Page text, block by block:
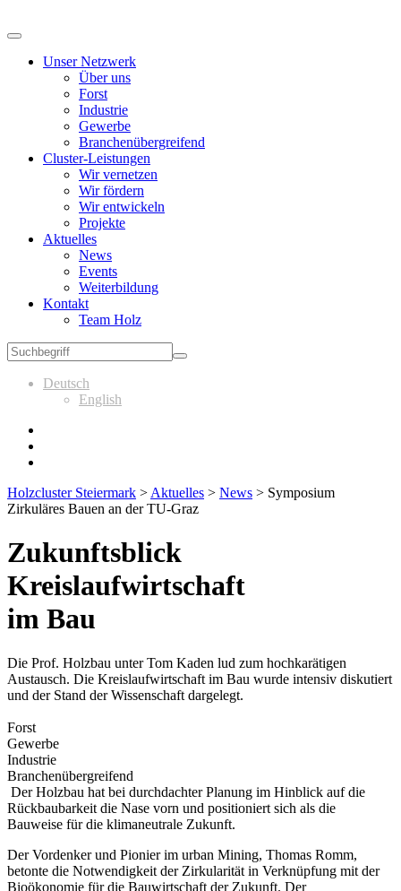
Unser Netzwerk
Über uns
Forst
Industrie
Gewerbe
Branchenübergreifend
Cluster-Leistungen
Wir vernetzen
Wir fördern
Wir entwickeln
Projekte
Aktuelles
News
Events
Weiterbildung
Kontakt
Team Holz
Deutsch
English
Holzcluster Steiermark > Aktuelles > News > Symposium
Zirkuläres Bauen an der TU-Graz
Zukunftsblick
Kreislaufwirtschaft
im Bau
Die Prof. Holzbau unter Tom Kaden lud zum hochkarätigen
Austausch. Die Kreislaufwirtschaft im Bau wurde intensiv diskutiert
und der Stand der Wissenschaft dargelegt.
Forst
Gewerbe
Industrie
Branchenübergreifend
Der Holzbau hat bei durchdachter Planung im Hinblick auf die
Rückbaubarkeit die Nase vorn und positioniert sich als die
Bauweise für die klimaneutrale Zukunft.
Der Vordenker und Pionier im urban Mining, Thomas Romm,
betonte die Notwendigkeit der Zirkularität in Verknüpfung mit der
Bioökonomie für die Bauwirtschaft der Zukunft. Der